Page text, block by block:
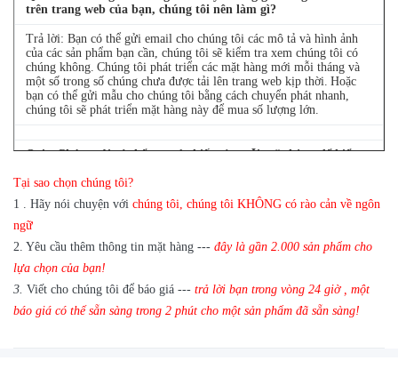
trên trang web của bạn, chúng tôi nên làm gì?
Trả lời: Bạn có thể gửi email cho chúng tôi các mô tả và hình ảnh
của các sản phẩm bạn cần, chúng tôi sẽ kiểm tra xem chúng tôi có
chúng không. Chúng tôi phát triển các mặt hàng mới mỗi tháng và
một số trong số chúng chưa được tải lên trang web kịp thời. Hoặc
bạn có thể gửi mẫu cho chúng tôi bằng cách chuyển phát nhanh,
chúng tôi sẽ phát triển mặt hàng này để mua số lượng lớn.
Q 4 : Chúng tôi có thể mua 1 chiếc của mỗi mặt hàng để kiểm
Trả lời: Có, chúng tôi rất vui khi gửi 1 cái để kiểm tra chất lượng
nếu chúng tôi có mặt hàng bạn cần trong kho
Tại sao chọn chúng tôi?
1 . Hãy nói chuyện với chúng tôi, chúng tôi KHÔNG có rào cản về ngôn
ngữ
2. Yêu cầu thêm thông tin mặt hàng --- đây là gần 2.000 sản phẩm cho
lựa chọn của bạn!
3. Viết cho chúng tôi để báo giá --- trả lời bạn trong vòng 24 giờ , một
báo giá có thể sẵn sàng trong 2 phút cho một sản phẩm đã sẵn sàng!